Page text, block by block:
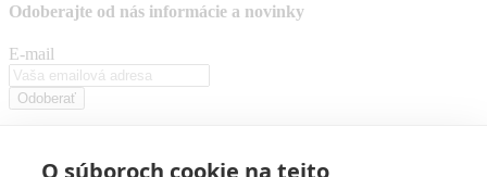
O súboroch cookie na tejto
Odoberajte od nás informácie a novinky
E-mail
Odoberať